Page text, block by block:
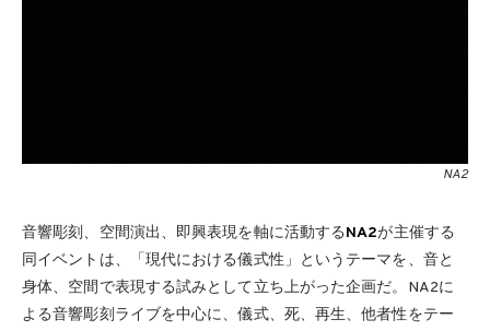
NA2
音響彫刻、空間演出、即興表現を軸に活動するNA2が主催する
同イベントは、「現代における儀式性」というテーマを、音と
身体、空間で表現する試みとして立ち上がった企画だ。NA2に
よる音響彫刻ライブを中心に、儀式、死、再生、他者性をテー